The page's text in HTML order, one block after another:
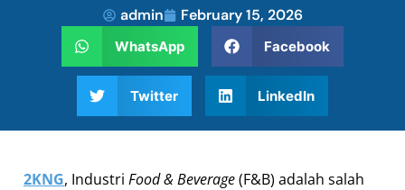
admin February 15, 2026
WhatsApp Facebook
Twitter LinkedIn
2KNG, Industri Food & Beverage(F&B) adalah salah